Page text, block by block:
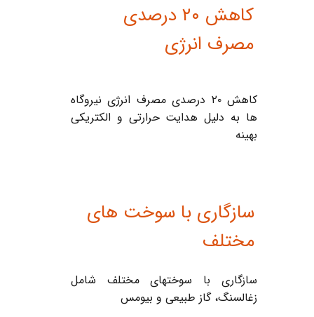
کاهش ۲۰ درصدی مصرف انرژی نیروگاه
ها به دلیل هدایت حرارتی و الکتریکی
بهینه
کاهش ۲۰ درصدی
مصرف انرژی
سازگاری با سوختهای مختلف شامل
زغالسنگ، گاز طبیعی و بیومس
سازگاری با سوخت های
مختلف